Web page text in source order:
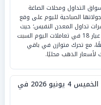
التداول ومحلات الصاغة
الصباحية لليوم على وقع
تداول المعدن النفيس؛ حيث
سجل سعر جرام الذهب عيار 18 في تعاملات اليوم السبت
سعر 5573 جنيهًا، مع تحرك متوازن في باقي
لأسعار الذهب محليًا.
أسعار الذهب اليوم الخميس 4 يونيو 2026 في